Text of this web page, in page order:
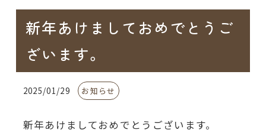
新年あけましておめでとうご
ざいます。
2025/01/29 お知らせ
新年あけましておめでとうございます。